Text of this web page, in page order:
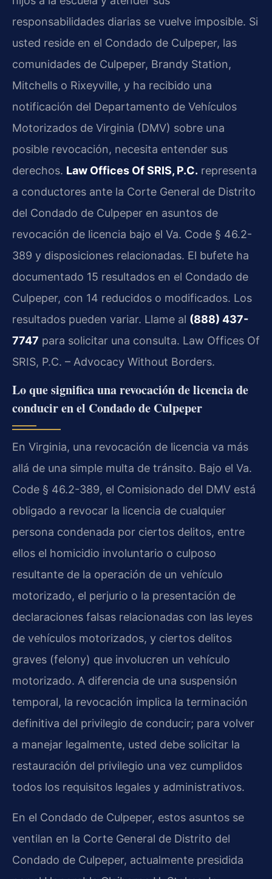
responsabilidades diarias se vuelve imposible. Si
usted reside en el Condado de Culpeper, las
comunidades de Culpeper, Brandy Station,
Mitchells o Rixeyville, y ha recibido una
notificación del Departamento de Vehículos
Motorizados de Virginia (DMV) sobre una
posible revocación, necesita entender sus
derechos. Law Offices Of SRIS, P.C. representa
a conductores ante la Corte General de Distrito
del Condado de Culpeper en asuntos de
revocación de licencia bajo el Va. Code § 46.2-
389 y disposiciones relacionadas. El bufete ha
documentado 15 resultados en el Condado de
Culpeper, con 14 reducidos o modificados. Los
resultados pueden variar. Llame al (888) 437-
7747 para solicitar una consulta. Law Offices Of
SRIS, P.C. – Advocacy Without Borders.
Lo que significa una revocación de licencia de
conducir en el Condado de Culpeper
En Virginia, una revocación de licencia va más
allá de una simple multa de tránsito. Bajo el Va.
Code § 46.2-389, el Comisionado del DMV está
obligado a revocar la licencia de cualquier
persona condenada por ciertos delitos, entre
ellos el homicidio involuntario o culposo
resultante de la operación de un vehículo
motorizado, el perjurio o la presentación de
declaraciones falsas relacionadas con las leyes
de vehículos motorizados, y ciertos delitos
graves (felony) que involucren un vehículo
motorizado. A diferencia de una suspensión
temporal, la revocación implica la terminación
definitiva del privilegio de conducir; para volver
a manejar legalmente, usted debe solicitar la
restauración del privilegio una vez cumplidos
todos los requisitos legales y administrativos.
En el Condado de Culpeper, estos asuntos se
ventilan en la Corte General de Distrito del
Condado de Culpeper, actualmente presidida